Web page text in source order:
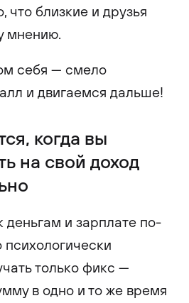
что близкие и друзья
мнению.
себя — смело
и двигаемся дальше!
когда вы
на свой доход
деньгам и зарплате по-
только фикс —
в одно и то же время